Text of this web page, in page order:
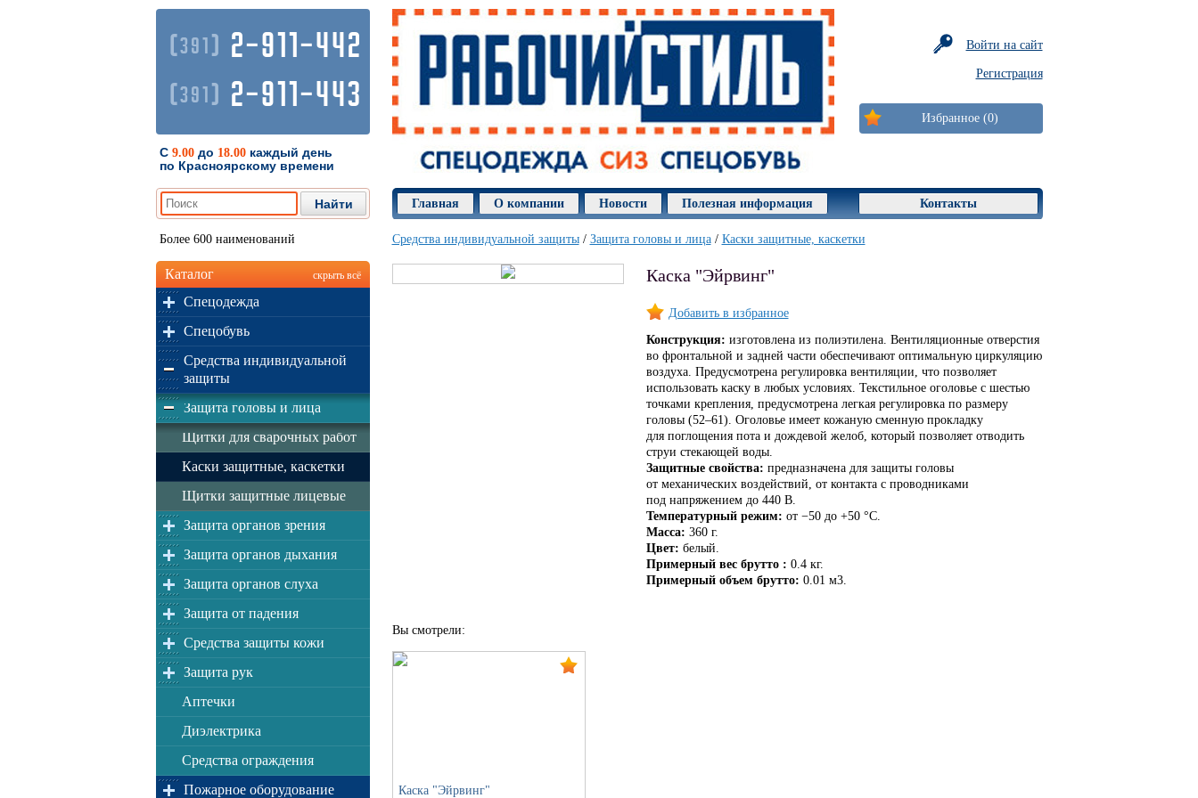
(391) 2-911-442
(391) 2-911-443
С 9.00до 18.00каждый день
по Красноярскому времени
Войти на сайт
Регистрация
Избранное (0)
Главная О компании Новости Полезная информация Контакты
Более 600 наименований
Каталог скрыть всё
Спецодежда
Спецобувь
Средства индивидуальной
защиты
Защита головы и лица
Щитки для сварочных работ
Каски защитные, каскетки
Щитки защитные лицевые
Защита органов зрения
Защита органов дыхания
Защита органов слуха
Защита от падения
Средства защиты кожи
Защита рук
Аптечки
Диэлектрика
Средства ограждения
Пожарное оборудование
Средства индивидуальной защиты/ Защита головы и лица/ Каски защитные, каскетки
Каска "Эйрвинг"
Добавить в избранное
Конструкция: изготовлена из полиэтилена. Вентиляционные отверстия
во фронтальной и задней части обеспечивают оптимальную циркуляцию
воздуха. Предусмотрена регулировка вентиляции, что позволяет
использовать каску в любых условиях. Текстильное оголовье с шестью
точками крепления, предусмотрена легкая регулировка по размеру
головы (52–61). Оголовье имеет кожаную сменную прокладку
для поглощения пота и дождевой желоб, который позволяет отводить
струи стекающей воды.
Защитные свойства: предназначена для защиты головы
от механических воздействий, от контакта с проводниками
под напряжением до 440 В.
Температурный режим: от −50 до +50 °С.
Масса: 360 г.
Цвет: белый.
Примерный вес брутто : 0.4 кг.
Примерный объем брутто: 0.01 м3.
Вы смотрели:
Каска "Эйрвинг"